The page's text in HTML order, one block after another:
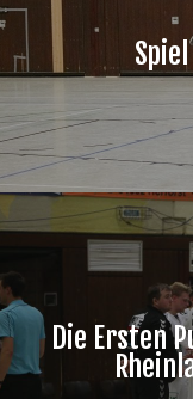
Die Ersten